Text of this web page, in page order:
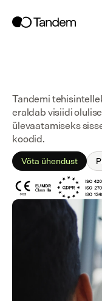
Tandemi
eraldab visiidi
ülevaatamiseks
koodid.
Võta ühendust